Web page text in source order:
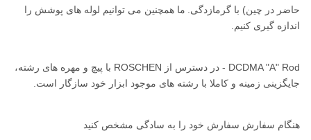
حاضر در چین) با گرمازدگی. ما همچنین می توانیم لوله های پوشش را
اندازه گیری کنیم.
DCDMA "A" Rod - در دسترس از ROSCHEN با پیچ و مهره های رشته،
جایگزینی زمینه و کاملا با رشته های موجود ابزار خود سازگار است.
هنگام سفارش سفارش خود را به سادگی مشخص کنید